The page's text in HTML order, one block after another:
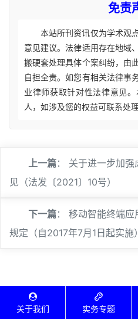
免责
本站所刊资讯仅为学术观
意见建议。法律适用存在地域
搬硬套处理具体个案纠纷，由
自担全责。如您有相关法律事
业律师获取针对性法律意见
人，如涉及您的权益可联系处理
上一篇： 关于进一步加
见（法发〔2021〕10号）
下一篇： 移动智能终端应
规定（自2017年7月1日起实施）
关于我们 实务专题